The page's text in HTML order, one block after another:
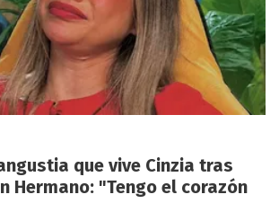
que vive Cinzia tras
Hermano: "Tengo el corazón